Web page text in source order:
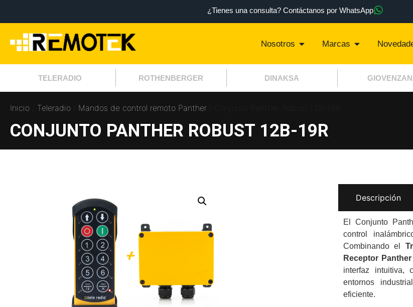
¿Tienes una consulta? Contáctanos por WhatsApp
Nosotros Marcas
TELERADIO ROTHENBERGER DINAKSA
Inicio Teleradio Mandos de control remoto Panther
CONJUNTO PANTHER ROBUST 12B-19R
Descripción
El Conjunto
control
Combinando el
Receptor
interfaz intuitiva,
entornos
eficiente.